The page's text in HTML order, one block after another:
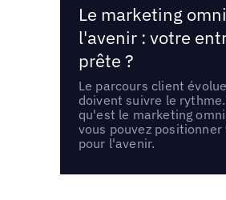
Le marketing
l'avenir : votre
prête ?
Le parcours client
doivent suivre le
qu'est le marketing
vous pouvez
pour l'avenir.